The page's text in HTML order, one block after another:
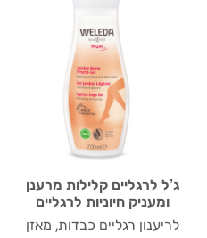
ג’ל לרגליים קלילות מרענן
ומעניק חיוניות לרגליים
לריענון רגליים כבדות, מאזן